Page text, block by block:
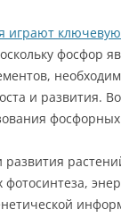
играют
фосфор
и развития.
развития
фотосинтеза,